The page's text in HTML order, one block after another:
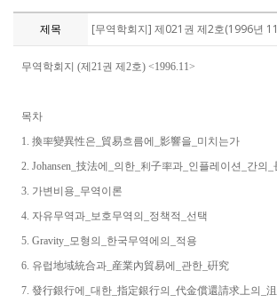
제목 [무역학회지] 제021권 제2호(1996년
무역학회지 (제21권 제2호) <1996.11>
목차
1. 換率變異性은_貿易흐름에_影響을_미치는가
2. Johansen_技法에_의한_利子率과_인플레이션_간의
3. 가변비용_무역이론
4. 자유무역과_보호무역의_정책적_선택
5. Gravity_모형의_한국무역에의_적용
6. 유럽地域統合과_産業內貿易에_관한_硏究
7. 發行銀行에_대한_指定銀行의_代金償還請求上의_